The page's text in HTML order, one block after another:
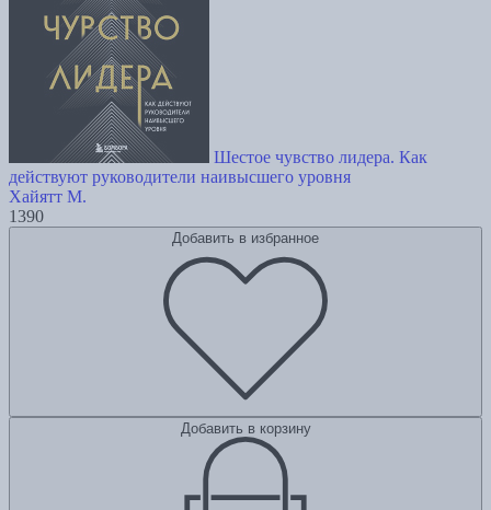
Шестое чувство лидера. Как
действуют руководители наивысшего уровня
Хайятт М.
1390
Добавить в избранное
Добавить в корзину